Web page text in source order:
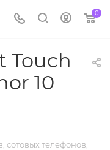
0
Touch
10
сотовых телефонов,